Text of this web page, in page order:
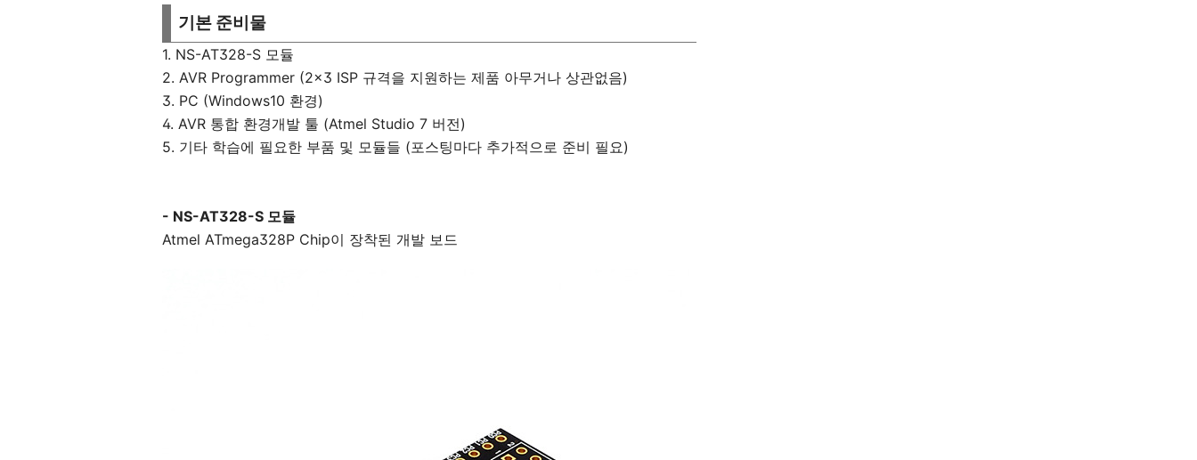
기본 준비물
1. NS-AT328-S 모듈
2. AVR Programmer (2x3 ISP 규격을 지원하는 제품 아무거나 상관없음)
3. PC (Windows10 환경)
4. AVR 통합 환경개발 툴 (Atmel Studio 7 버전)
5. 기타 학습에 필요한 부품 및 모듈들 (포스팅마다 추가적으로 준비 필요)
- NS-AT328-S 모듈
Atmel ATmega328P Chip이 장착된 개발 보드